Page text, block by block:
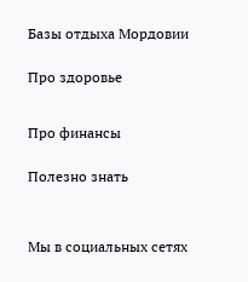
Базы отдыха Мордовии
Про здоровье
Про финансы
Полезно знать
Мы в социальных сетях